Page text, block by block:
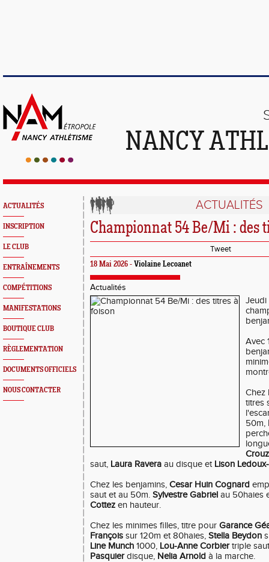
NANCY
ACTUALITÉS
INSCRIPTION
LE CLUB
ENTRAÎNEMENTS
COMPÉTITIONS
MANIFESTATIONS
BOUTIQUE CLUB
RÈGLEMENTATION
DOCUMENTS OFFICIELS
NOUS CONTACTER
ACTUALITÉS
Championnat 54 Be/Mi : des
Tweet
18 Mai 2026 - Violaine Lecoanet
Actualités
Jeudi
Avec
Chez
titres
50m,
saut, Laura Ravera au disque et Lison
Chez les benjamins, Cesar Huin Cognard
saut et au 50m. Sylvestre Gabriel au 50haies
Cottez en hauteur.
Chez les minimes filles, titre pour Garance
François sur 120m et 80haies, Stella Beydon
Line Munch 1000, Lou-Anne Corbiertriple
Pasquierdisque, Nelia Arnold à la marche.